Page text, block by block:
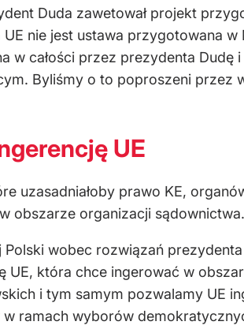
Duda zawetował projekt
nie jest ustawa przygotowana w
całości przez prezydenta Dudę
Byliśmy o to poproszeni przez
UE
uzasadniałoby prawo KE,
obszarze organizacji sądownictwa.
wobec rozwiązań prezydenta
UE, która chce ingerować w
i tym samym pozwalamy UE
ramach wyborów